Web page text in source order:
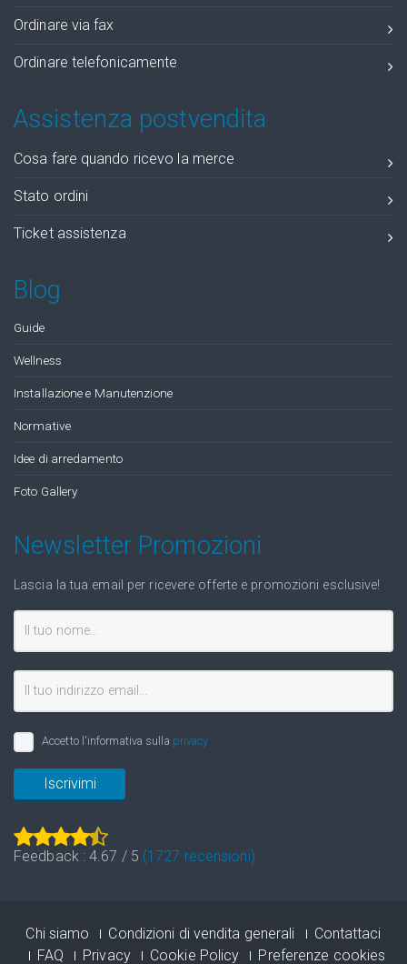
Ordinare via fax
Ordinare telefonicamente
Assistenza postvendita
Cosa fare quando ricevo la merce
Stato ordini
Ticket assistenza
Blog
Guide
Wellness
Installazione e Manutenzione
Normative
Idee di arredamento
Foto Gallery
Newsletter Promozioni
Lascia la tua email per ricevere offerte e promozioni esclusive!
Accetto l'informativa sulla privacy
Iscrivimi
Feedback :4.67 / 5 (1727 recensioni)
Chi siamo Condizioni di vendita generali
Contattaci
FAQ
Privacy Cookie Policy Preferenze cookies